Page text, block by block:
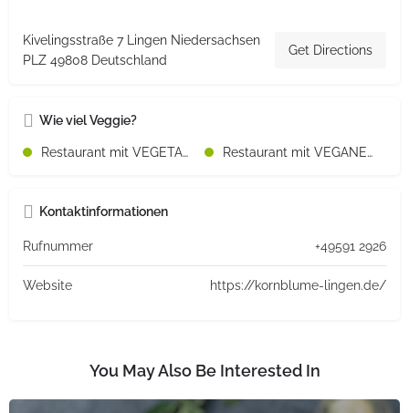
Kivelingsstraße 7 Lingen Niedersachsen
PLZ 49808 Deutschland
Get Directions
Wie viel Veggie?
Restaurant mit VEGETARISCHEN Speisen Restaurant mit VEGANEN Speisen
Kontaktinformationen
Rufnummer +49591 2926
Website https://kornblume-lingen.de/
You May Also Be Interested In